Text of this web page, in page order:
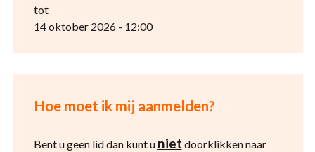
tot
14 oktober 2026 - 12:00
Hoe moet ik mij aanmelden?
Bent u geen lid dan kunt u niet doorklikken naar